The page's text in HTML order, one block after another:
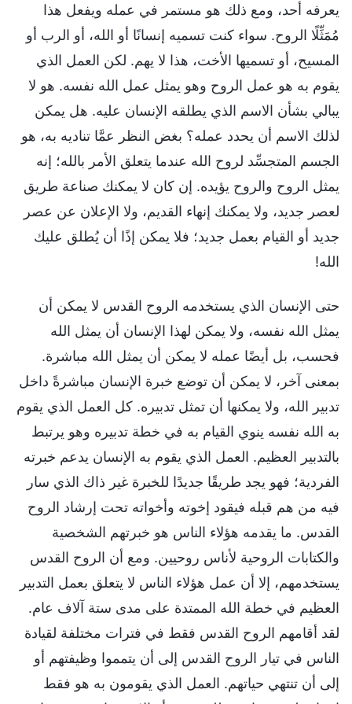
يعرفه أحد، ومع ذلك هو مستمر في عمله ويفعل هذا
مُمَثِّلًا الروح. سواء كنت تسميه إنسانًا أو الله، أو الرب أو
المسيح، أو تسميها الأخت، هذا لا يهم. لكن العمل الذي
يقوم به هو عمل الروح وهو يمثل عمل الله نفسه. هو لا
يبالي بشأن الاسم الذي يطلقه الإنسان عليه. هل يمكن
لذلك الاسم أن يحدد عمله؟ بغض النظر عمَّا تناديه به، هو
الجسم المتجسِّد لروح الله عندما يتعلق الأمر بالله؛ إنه
يمثل الروح والروح يؤيده. إن كان لا يمكنك صناعة طريق
لعصر جديد، ولا يمكنك إنهاء القديم، ولا الإعلان عن عصر
جديد أو القيام بعمل جديد؛ فلا يمكن إذًا أن يُطلق عليك
الله!
حتى الإنسان الذي يستخدمه الروح القدس لا يمكن أن
يمثل الله نفسه، ولا يمكن لهذا الإنسان أن يمثل الله
فحسب، بل أيضًا عمله لا يمكن أن يمثل الله مباشرة.
بمعنى آخر، لا يمكن أن توضع خبرة الإنسان مباشرةً داخل
تدبير الله، ولا يمكنها أن تمثل تدبيره. كل العمل الذي يقوم
به الله نفسه ينوي القيام به في خطة تدبيره وهو يرتبط
بالتدبير العظيم. العمل الذي يقوم به الإنسان يدعم خبرته
الفردية؛ فهو يجد طريقًا جديدًا للخبرة غير ذاك الذي سار
فيه من هم قبله فيقود إخوته وأخواته تحت إرشاد الروح
القدس. ما يقدمه هؤلاء الناس هو خبرتهم الشخصية
والكتابات الروحية لأناس روحيين. ومع أن الروح القدس
يستخدمهم، إلا أن عمل هؤلاء الناس لا يتعلق بعمل التدبير
العظيم في خطة الله الممتدة على مدى ستة آلاف عام.
لقد أقامهم الروح القدس فقط في فترات مختلفة لقيادة
الناس في تيار الروح القدس إلى أن يتمموا وظيفتهم أو
إلى أن تنتهي حياتهم. العمل الذي يقومون به هو فقط